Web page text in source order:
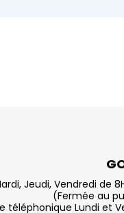
Jeudi, Vendredi de
(Fermée au
téléphonique Lundi et